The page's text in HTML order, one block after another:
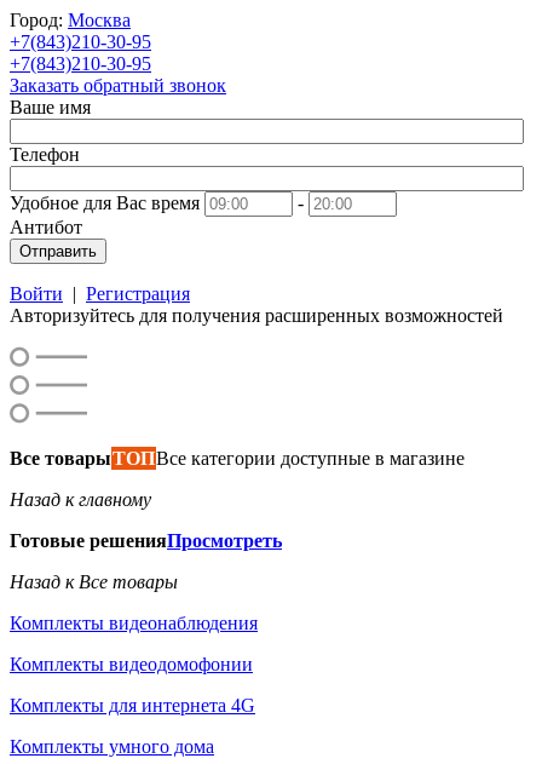
Город: Москва
+7(843)210-30-95
+7(843)210-30-95
Заказать обратный звонок
Ваше имя
Телефон
Удобное для Вас время
-
Антибот
Отправить
Войти | Регистрация
Авторизуйтесь для получения расширенных возможностей
Все товарыТОПВсе категории доступные в магазине
Назад к главному
Готовые решенияПросмотреть
Назад к Все товары
Комплекты видеонаблюдения
Комплекты видеодомофонии
Комплекты для интернета 4G
Комплекты умного дома